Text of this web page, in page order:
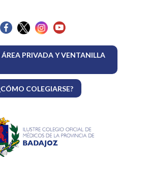
ÁREA PRIVADA Y VENTANILLA
COLEGIARSE?